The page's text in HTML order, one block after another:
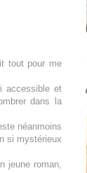
tout pour me
accessible et
dans la
néanmoins
si mystérieux
jeune roman,